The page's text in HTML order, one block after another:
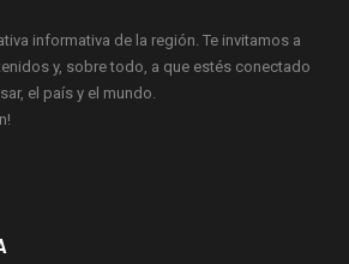
informativa de la región. Te invitamos a
y, sobre todo, a que estés conectado
el país y el mundo.